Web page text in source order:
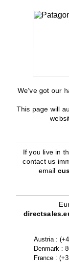
We’ve got our
This page will
If you live in
contact us
email
Austria :
Denmark :
France :